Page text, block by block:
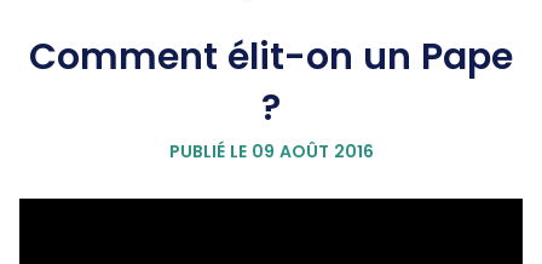
Comment élit-on un Pape
?
PUBLIÉ LE 09 AOÛT 2016